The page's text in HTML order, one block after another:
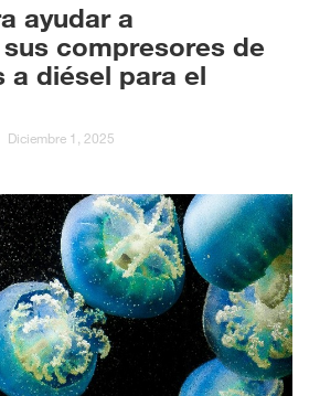
ayudar a
compresores de
a diésel para el
Diciembre 1, 2025